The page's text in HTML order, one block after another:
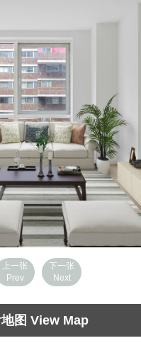
上一张
Prev
下一张
Next
图 View Map